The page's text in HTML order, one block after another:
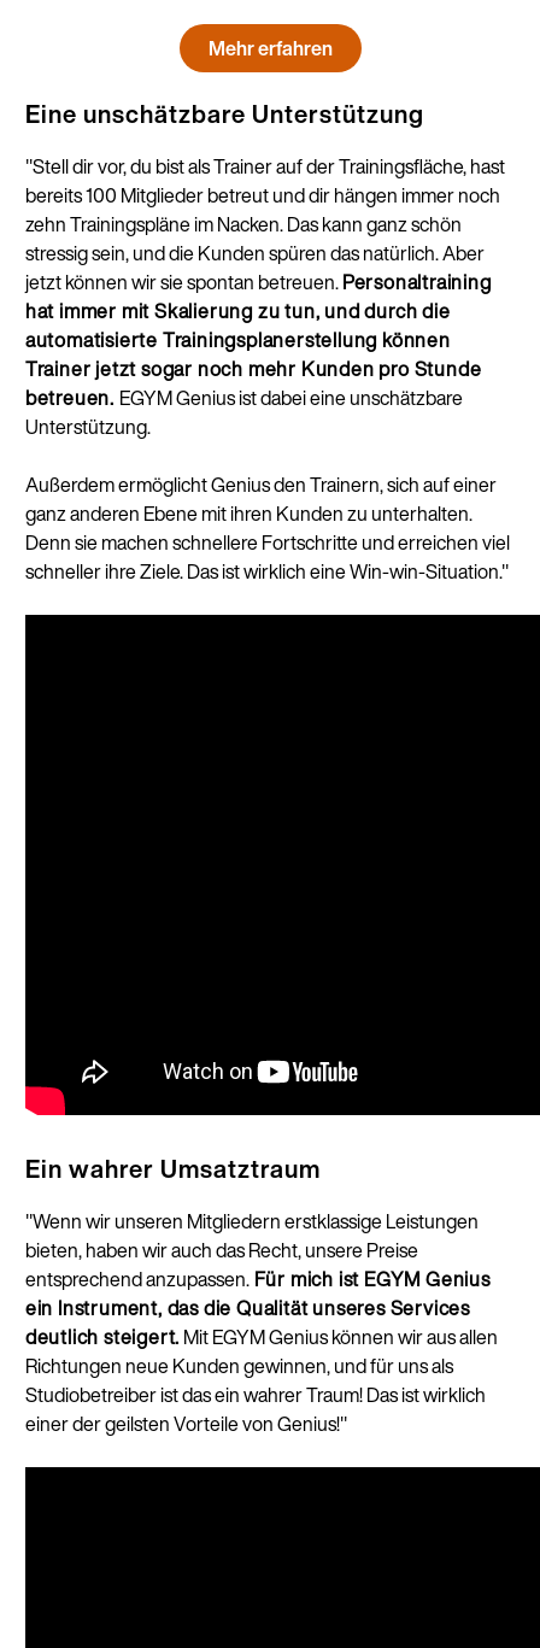
Mehr erfahren
Eine unschätzbare Unterstützung
"Stell dir vor, du bist als Trainer auf der Trainingsfläche, hast
bereits 100 Mitglieder betreut und dir hängen immer noch
zehn Trainingspläne im Nacken. Das kann ganz schön
stressig sein, und die Kunden spüren das natürlich. Aber
jetzt können wir sie spontan betreuen.Personaltraining
hat immer mit Skalierung zu tun, und durch die
automatisierte Trainingsplanerstellung können
Trainer jetzt sogar noch mehr Kunden pro Stunde
betreuen. EGYM Genius ist dabei eine unschätzbare
Unterstützung.
Außerdem ermöglicht Genius den Trainern, sich auf einer
ganz anderen Ebene mit ihren Kunden zu unterhalten.
Denn sie machen schnellere Fortschritte und erreichen viel
schneller ihre Ziele. Das ist wirklich eine Win-win-Situation."
Ein wahrer Umsatztraum
"Wenn wir unseren Mitgliedern erstklassige Leistungen
bieten, haben wir auch das Recht, unsere Preise
entsprechend anzupassen.Für mich ist EGYM Genius
ein Instrument, das die Qualität unseres Services
deutlich steigert. Mit EGYM Genius können wir aus allen
Richtungen neue Kunden gewinnen, und für uns als
Studiobetreiber ist das ein wahrer Traum! Das ist wirklich
einer der geilsten Vorteile von Genius!"